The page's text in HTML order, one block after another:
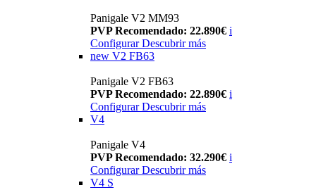
Panigale V2 MM93
PVP Recomendado: 22.890€ i
Configurar Descubrir más
new V2 FB63
Panigale V2 FB63
PVP Recomendado: 22.890€ i
Configurar Descubrir más
V4
Panigale V4
PVP Recomendado: 32.290€ i
Configurar Descubrir más
V4 S